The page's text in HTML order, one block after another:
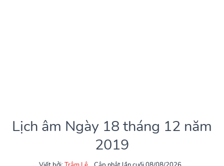
Lịch âm Ngày 18 tháng 12 năm
2019